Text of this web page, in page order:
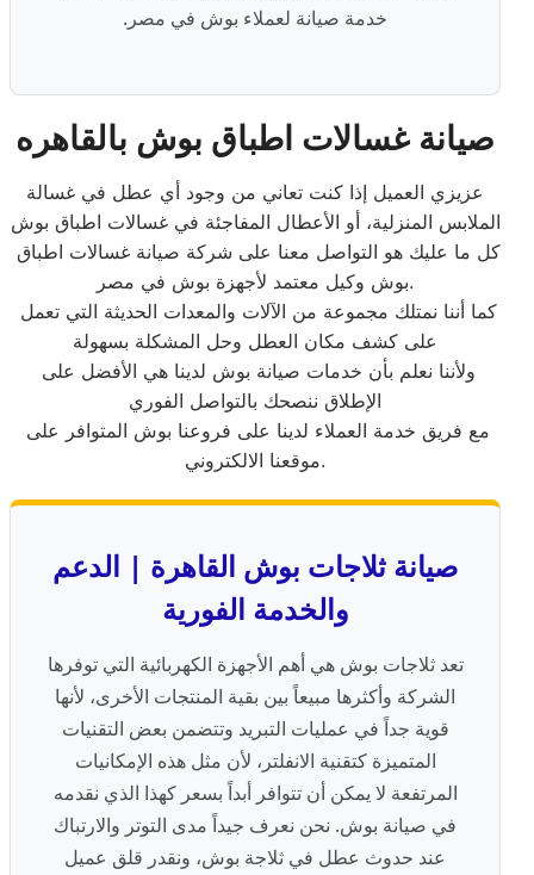
خدمة صيانة لعملاء بوش في مصر.
صيانة غسالات اطباق بوش بالقاهره
عزيزي العميل إذا كنت تعاني من وجود أي عطل في غسالة
الملابس المنزلية، أو الأعطال المفاجئة في غسالات اطباق بوش
بوش وكيل معتمد لأجهزة بوش في مصر.
على كشف مكان العطل وحل المشكلة بسهولة
الإطلاق ننصحك بالتواصل الفوري
موقعنا الالكتروني.
صيانة ثلاجات بوش القاهرة | الدعم
والخدمة الفورية
تعد ثلاجات بوش هي أهم الأجهزة الكهربائية التي توفرها
الشركة وأكثرها مبيعاً بين بقية المنتجات الأخرى، لأنها
قوية جداً في عمليات التبريد وتتضمن بعض التقنيات
المتميزة كتقنية الانفلتر، لأن مثل هذه الإمكانيات
المرتفعة لا يمكن أن تتوافر أبداً بسعر كهذا الذي نقدمه
في صيانة بوش. نحن نعرف جيداً مدى التوتر والارتباك
عند حدوث عطل في ثلاجة بوش، ونقدر قلق عميل